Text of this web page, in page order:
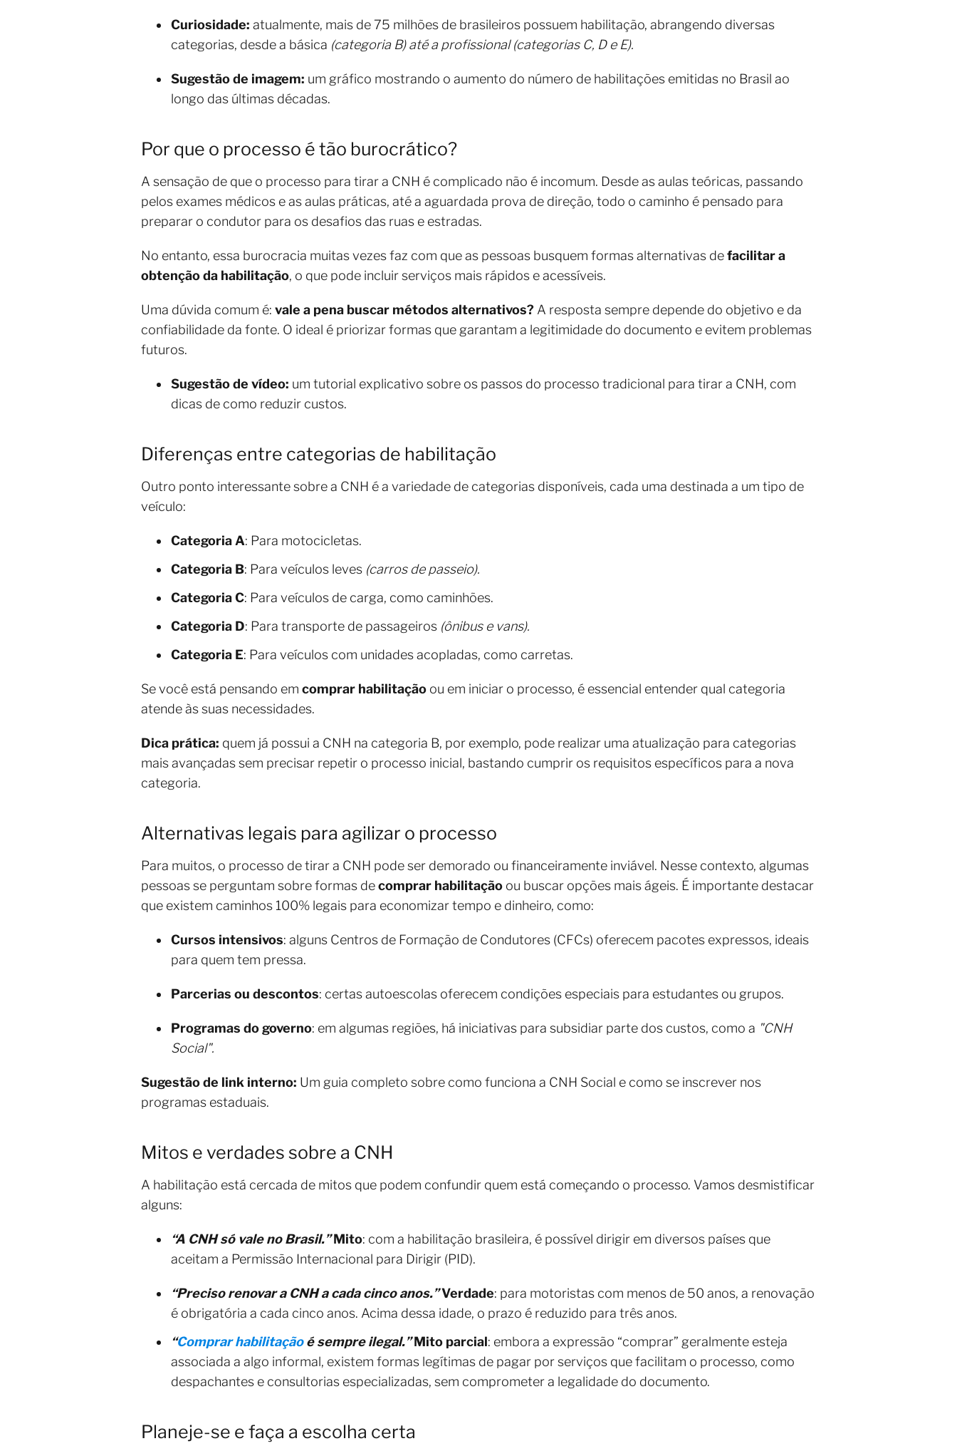
Curiosidade: atualmente, mais de 75 milhões de brasileiros possuem habilitação, abrangendo diversas
categorias, desde a básica (categoria B) até a profissional (categorias C, D e E).
Sugestão de imagem: um gráfico mostrando o aumento do número de habilitações emitidas no Brasil ao
longo das últimas décadas.
Por que o processo é tão burocrático?
A sensação de que o processo para tirar a CNH é complicado não é incomum. Desde as aulas teóricas, passando
pelos exames médicos e as aulas práticas, até a aguardada prova de direção, todo o caminho é pensado para
preparar o condutor para os desafios das ruas e estradas.
No entanto, essa burocracia muitas vezes faz com que as pessoas busquem formas alternativas defacilitar a
obtenção da habilitação, o que pode incluir serviços mais rápidos e acessíveis.
Uma dúvida comum é: vale a pena buscar métodos alternativos? A resposta sempre depende do objetivo e da
confiabilidade da fonte. O ideal é priorizar formas que garantam a legitimidade do documento e evitem problemas
futuros.
Sugestão de vídeo: um tutorial explicativo sobre os passos do processo tradicional para tirar a CNH, com
dicas de como reduzir custos.
Diferenças entre categorias de habilitação
Outro ponto interessante sobre a CNH é a variedade de categorias disponíveis, cada uma destinada a um tipo de
veículo:
Categoria A: Para motocicletas.
Categoria B: Para veículos leves (carros de passeio).
Categoria C: Para veículos de carga, como caminhões.
Categoria D: Para transporte de passageiros (ônibus e vans).
Categoria E: Para veículos com unidades acopladas, como carretas.
Se você está pensando em comprar habilitação ou em iniciar o processo, é essencial entender qual categoria
atende às suas necessidades.
Dica prática: quem já possui a CNH na categoria B, por exemplo, pode realizar uma atualização para categorias
mais avançadas sem precisar repetir o processo inicial, bastando cumprir os requisitos específicos para a nova
categoria.
Alternativas legais para agilizar o processo
Para muitos, o processo de tirar a CNH pode ser demorado ou financeiramente inviável. Nesse contexto, algumas
pessoas se perguntam sobre formas decomprar habilitação ou buscar opções mais ágeis. É importante destacar
que existem caminhos 100% legais para economizar tempo e dinheiro, como:
Cursos intensivos: alguns Centros de Formação de Condutores (CFCs) oferecem pacotes expressos, ideais
para quem tem pressa.
Parcerias ou descontos: certas autoescolas oferecem condições especiais para estudantes ou grupos.
Programas do governo: em algumas regiões, há iniciativas para subsidiar parte dos custos, como a "CNH
Social".
Sugestão de link interno: Um guia completo sobre como funciona a CNH Social e como se inscrever nos
programas estaduais.
Mitos e verdades sobre a CNH
A habilitação está cercada de mitos que podem confundir quem está começando o processo. Vamos desmistificar
alguns:
“A CNH só vale no Brasil.” Mito: com a habilitação brasileira, é possível dirigir em diversos países que
aceitam a Permissão Internacional para Dirigir (PID).
“Preciso renovar a CNH a cada cinco anos.”Verdade: para motoristas com menos de 50 anos, a renovação
é obrigatória a cada cinco anos. Acima dessa idade, o prazo é reduzido para três anos.
“Comprar habilitaçãoé sempre ilegal.” Mito parcial: embora a expressão “comprar” geralmente esteja
associada a algo informal, existem formas legítimas de pagar por serviços que facilitam o processo, como
despachantes e consultorias especializadas, sem comprometer a legalidade do documento.
Planeje-se e faça a escolha certa